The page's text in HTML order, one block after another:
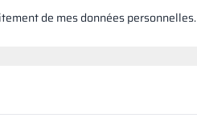
de mes données personnelles.